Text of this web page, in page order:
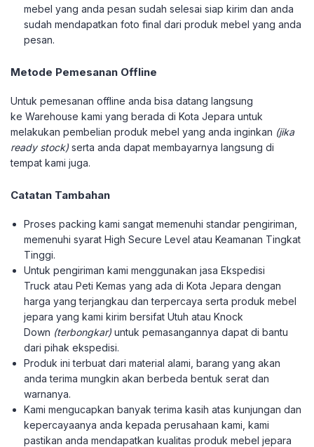
mebel yang anda pesan sudah selesai siap kirim dan anda
sudah mendapatkan foto final dari produk mebel yang anda
pesan.
Metode Pemesanan Offline
Untuk pemesanan offline anda bisa datang langsung
ke Warehouse kami yang berada di Kota Jepara untuk
melakukan pembelian produk mebel yang anda inginkan (jika
ready stock) serta anda dapat membayarnya langsung di
tempat kami juga.
Catatan Tambahan
Proses packing kami sangat memenuhi standar pengiriman,
memenuhi syarat High Secure Level atau Keamanan Tingkat
Tinggi.
Untuk pengiriman kami menggunakan jasa Ekspedisi
Truck atau Peti Kemas yang ada di Kota Jepara dengan
harga yang terjangkau dan terpercaya serta produk mebel
jepara yang kami kirim bersifat Utuh atau Knock
Down (terbongkar) untuk pemasangannya dapat di bantu
dari pihak ekspedisi.
Produk ini terbuat dari material alami, barang yang akan
anda terima mungkin akan berbeda bentuk serat dan
warnanya.
Kami mengucapkan banyak terima kasih atas kunjungan dan
kepercayaanya anda kepada perusahaan kami, kami
pastikan anda mendapatkan kualitas produk mebel jepara